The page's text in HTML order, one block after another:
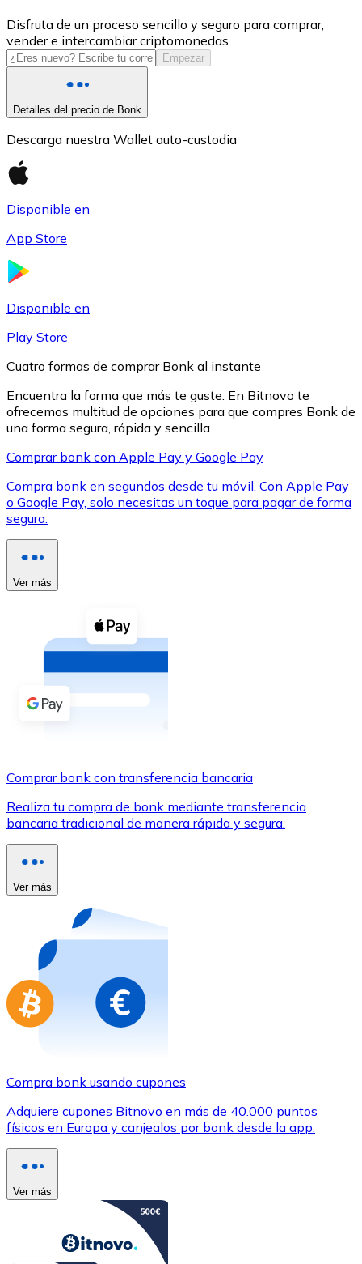
USD Coin
USDC
XRP
XRP
Ver todo
Compra criptomonedas con efectivo en tu tienda más
Comprar con efectivo
Transferencia SEPA
Utiliza tarjetas Visa y Mastercard para comprar
Comprar con tarjeta
Compra tarjetas regalo de tus marcas favoritas con
Ir a la tienda de tarjetas regalo
Disfruta de un proceso sencillo y seguro para comprar,
vender e intercambiar criptomonedas.
Empezar
Detalles del precio de Bonk
Descarga nuestra Wallet auto-custodia
Disponible en
App Store
Disponible en
Play Store
Cuatro formas de comprar Bonk al instante
Encuentra la forma que más te guste. En Bitnovo te
ofrecemos multitud de opciones para que compres Bonk de
una forma segura, rápida y sencilla.
Comprar bonk con Apple Pay y Google Pay
Compra bonk en segundos desde tu móvil. Con Apple Pay
o Google Pay, solo necesitas un toque para pagar de forma
segura.
Ver más
Comprar bonk con transferencia bancaria
Realiza tu compra de bonk mediante transferencia
bancaria tradicional de manera rápida y segura.
Ver más
Compra bonk usando cupones
Adquiere cupones Bitnovo en más de 40.000 puntos
físicos en Europa y canjealos por bonk desde la app.
Ver más